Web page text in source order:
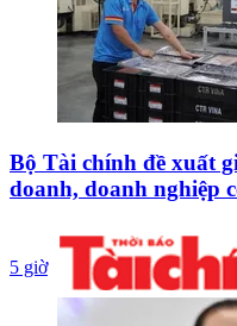
Bộ Tài chính đề xuất
doanh, doanh nghiệp
5 giờ